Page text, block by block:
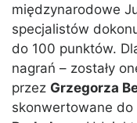
międzynarodowe
specjalistów
do 100 punktów.
nagrań – zostały
przez Grzegorza
skonwertowane